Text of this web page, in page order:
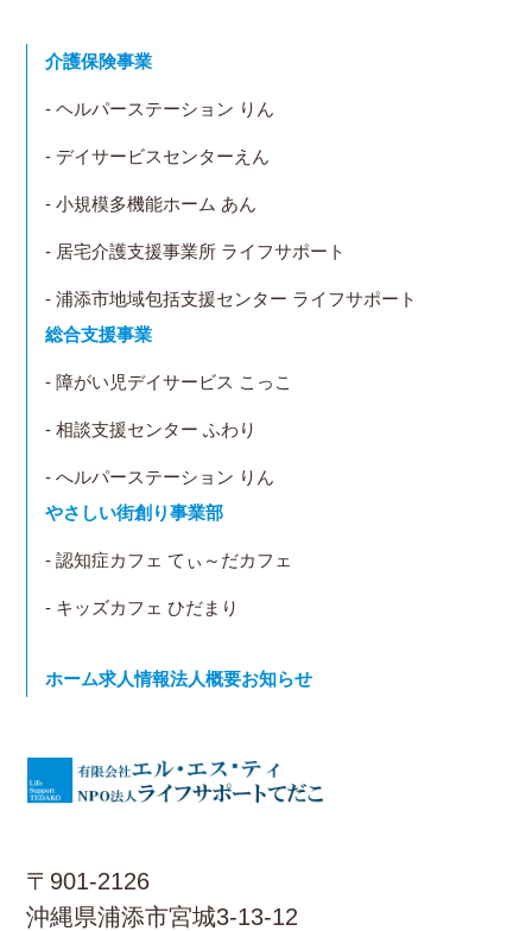
〒901-2126
沖縄県浦添市宮城3-13-12
介護保険事業
- ヘルパーステーション りん
- デイサービスセンターえん
- 小規模多機能ホーム あん
- 居宅介護支援事業所 ライフサポート
- 浦添市地域包括支援センター ライフサポート
総合支援事業
- 障がい児デイサービス こっこ
- 相談支援センター ふわり
- へルパーステーション りん
やさしい街創り事業部
- 認知症カフェ てぃ～だカフェ
- キッズカフェ ひだまり
ホーム求人情報法人概要お知らせ